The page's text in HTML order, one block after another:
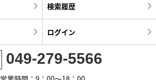
検索履歴
ログイン
049-279-5566